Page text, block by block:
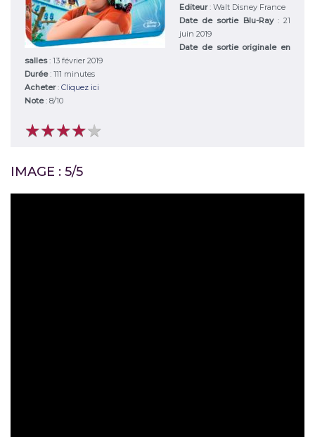
Editeur: Walt Disney France
Date de sortie Blu-Ray : 21
juin 2019
Date de sortie originale en
salles: 13 février 2019
Durée: 111 minutes
Acheter: Cliquez ici
Note: 8/10
★★★★★
★★★★★
IMAGE : 5/5